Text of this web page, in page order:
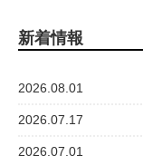
新着情報
2026.08.01
2026.07.17
2026.07.01